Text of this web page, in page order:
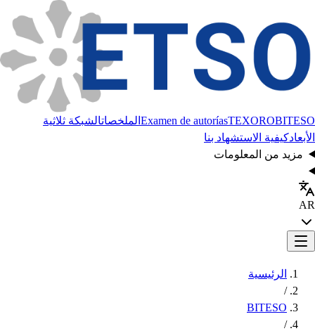
Examen de autoríasTEXOROBITESO الملخصاتالشبكة ثلاثية
الأبعادكيفية الاستشهاد بنا
مزيد من المعلومات
AR
الرئيسية
/
BITESO
/